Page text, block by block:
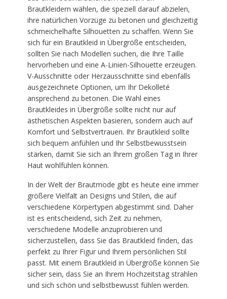
Brautkleidern wählen, die speziell darauf abzielen,
ihre natürlichen Vorzüge zu betonen und gleichzeitig
schmeichelhafte Silhouetten zu schaffen. Wenn Sie
sich für ein Brautkleid in Übergröße entscheiden,
sollten Sie nach Modellen suchen, die Ihre Taille
hervorheben und eine A-Linien-Silhouette erzeugen.
V-Ausschnitte oder Herzausschnitte sind ebenfalls
ausgezeichnete Optionen, um Ihr Dekolleté
ansprechend zu betonen. Die Wahl eines
Brautkleides in Übergröße sollte nicht nur auf
ästhetischen Aspekten basieren, sondern auch auf
Komfort und Selbstvertrauen. Ihr Brautkleid sollte
sich bequem anfühlen und Ihr Selbstbewusstsein
stärken, damit Sie sich an Ihrem großen Tag in Ihrer
Haut wohlfühlen können.
In der Welt der Brautmode gibt es heute eine immer
größere Vielfalt an Designs und Stilen, die auf
verschiedene Körpertypen abgestimmt sind. Daher
ist es entscheidend, sich Zeit zu nehmen,
verschiedene Modelle anzuprobieren und
sicherzustellen, dass Sie das Brautkleid finden, das
perfekt zu Ihrer Figur und Ihrem persönlichen Stil
passt. Mit einem Brautkleid in Übergröße können Sie
sicher sein, dass Sie an Ihrem Hochzeitstag strahlen
und sich schön und selbstbewusst fühlen werden.